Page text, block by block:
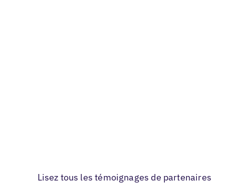
Lisez tous les témoignages de partenaires